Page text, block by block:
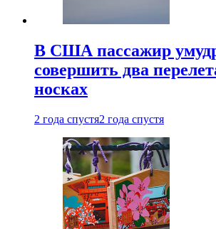
В США пассажир
совершить два
носках
2 года спустя2 года спустя